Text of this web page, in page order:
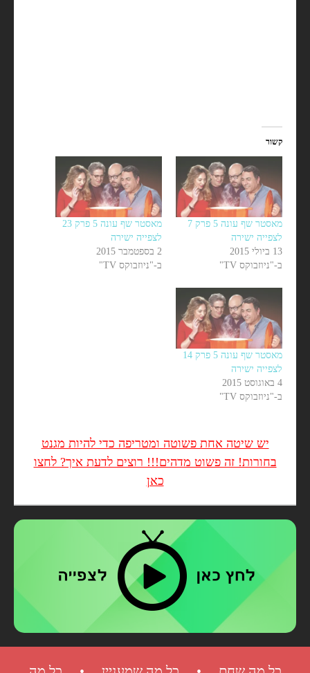
קשור
מאסטר שף עונה 5 פרק 7
לצפייה ישירה
13 ביולי 2015
ב-"ניוזבוקס TV"
מאסטר שף עונה 5 פרק 23
לצפייה ישירה
2 בספטמבר 2015
ב-"ניוזבוקס TV"
מאסטר שף עונה 5 פרק 14
לצפייה ישירה
4 באוגוסט 2015
ב-"ניוזבוקס TV"
יש שיטה אחת פשוטה ומטריפה כדי להיות מגנט
בחורות! זה פשוט מדהים!!! רוצים לדעת איך? לחצו
כאן